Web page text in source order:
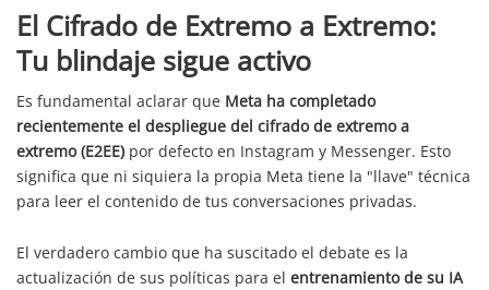
El Cifrado de Extremo a Extremo:
Tu blindaje sigue activo
Es fundamental aclarar que Meta ha completado
recientemente el despliegue del cifrado de extremo a
extremo (E2EE) por defecto en Instagram y Messenger. Esto
significa que ni siquiera la propia Meta tiene la "llave" técnica
para leer el contenido de tus conversaciones privadas.
El verdadero cambio que ha suscitado el debate es la
actualización de sus políticas para el entrenamiento de su IA